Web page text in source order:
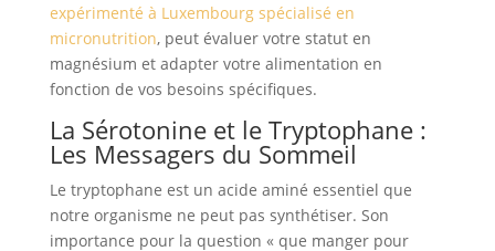
expérimenté à Luxembourg spécialisé en
micronutrition, peut évaluer votre statut en
magnésium et adapter votre alimentation en
fonction de vos besoins spécifiques.
La Sérotonine et le Tryptophane :
Les Messagers du Sommeil
Le tryptophane est un acide aminé essentiel que
notre organisme ne peut pas synthétiser. Son
importance pour la question « que manger pour